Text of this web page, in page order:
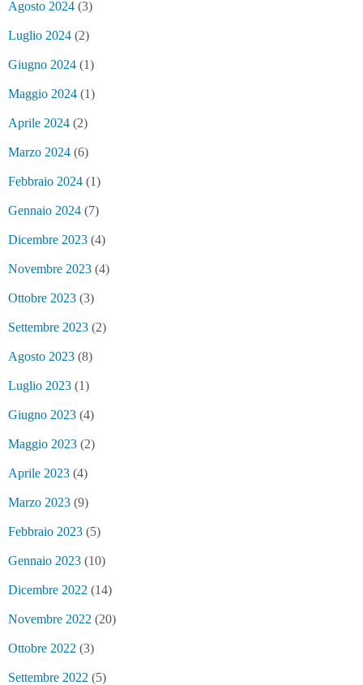
Agosto 2024 (3)
Luglio 2024 (2)
Giugno 2024 (1)
Maggio 2024 (1)
Aprile 2024 (2)
Marzo 2024 (6)
Febbraio 2024 (1)
Gennaio 2024 (7)
Dicembre 2023 (4)
Novembre 2023 (4)
Ottobre 2023 (3)
Settembre 2023 (2)
Agosto 2023 (8)
Luglio 2023 (1)
Giugno 2023 (4)
Maggio 2023 (2)
Aprile 2023 (4)
Marzo 2023 (9)
Febbraio 2023 (5)
Gennaio 2023 (10)
Dicembre 2022 (14)
Novembre 2022 (20)
Ottobre 2022 (3)
Settembre 2022 (5)